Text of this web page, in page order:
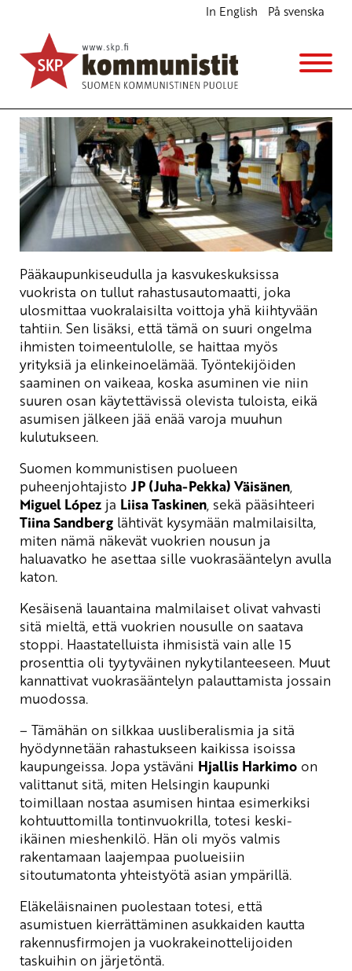
In English På svenska
Vuokrat yli kipurajan
Ajankohtaista
Avainsanat:asuminen,asumistuki,Vuokrasääntely
Pääkaupunkiseudulla ja kasvukeskuksissa
vuokrista on tullut rahastusautomaatti, joka
ulosmittaa vuokralaisilta voittoja yhä kiihtyvään
tahtiin. Sen lisäksi, että tämä on suuri ongelma
ihmisten toimeentulolle, se haittaa myös
yrityksiä ja elinkeinoelämää. Työntekijöiden
saaminen on vaikeaa, koska asuminen vie niin
suuren osan käytettävissä olevista tuloista, eikä
asumisen jälkeen jää enää varoja muuhun
kulutukseen.
Suomen kommunistisen puolueen
puheenjohtajisto JP (Juha-Pekka) Väisänen,
Miguel López ja Liisa Taskinen, sekä pääsihteeri
Tiina Sandberg lähtivät kysymään malmilaisilta,
miten nämä näkevät vuokrien nousun ja
haluavatko he asettaa sille vuokrasääntelyn avulla
katon.
Kesäisenä lauantaina malmilaiset olivat vahvasti
sitä mieltä, että vuokrien nousulle on saatava
stoppi. Haastatelluista ihmisistä vain alle 15
prosenttia oli tyytyväinen nykytilanteeseen. Muut
kannattivat vuokrasääntelyn palauttamista jossain
muodossa.
– Tämähän on silkkaa uusliberalismia ja sitä
hyödynnetään rahastukseen kaikissa isoissa
kaupungeissa. Jopa ystäväni Hjallis Harkimo on
valittanut sitä, miten Helsingin kaupunki
toimillaan nostaa asumisen hintaa esimerkiksi
kohtuuttomilla tontinvuokrilla, totesi keski-
ikäinen mieshenkilö. Hän oli myös valmis
rakentamaan laajempaa puolueisiin
sitoutumatonta yhteistyötä asian ympärillä.
Eläkeläisnainen puolestaan totesi, että
asumistuen kierrättäminen asukkaiden kautta
rakennusfirmojen ja vuokrakeinottelijoiden
taskuihin on järjetöntä.